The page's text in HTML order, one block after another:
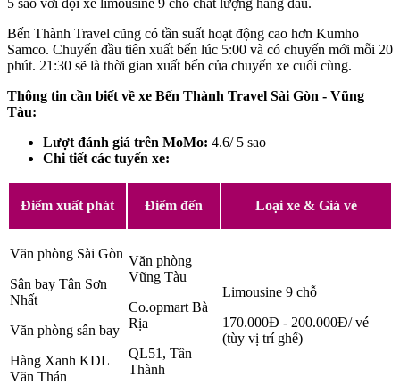
Bến Thành Travel cũng có tần suất hoạt động cao hơn Kumho
Samco. Chuyến đầu tiên xuất bến lúc 5:00 và có chuyến mới mỗi 20
phút. 21:30 sẽ là thời gian xuất bến của chuyến xe cuối cùng.
Thông tin cần biết về xe Bến Thành Travel Sài Gòn - Vũng
Tàu:
Lượt đánh giá trên MoMo: 4.6/ 5 sao
Chi tiết các tuyến xe:
Điểm xuất phát Điểm đến Loại xe & Giá vé
Văn phòng Sài Gòn
Sân bay Tân Sơn
Nhất
Văn phòng sân bay
Hàng Xanh KDL
Văn Thán
Văn phòng
Vũng Tàu
Co.opmart Bà
Rịa
QL51, Tân
Thành
Limousine 9 chỗ
170.000Đ - 200.000Đ/ vé
(tùy vị trí ghế)